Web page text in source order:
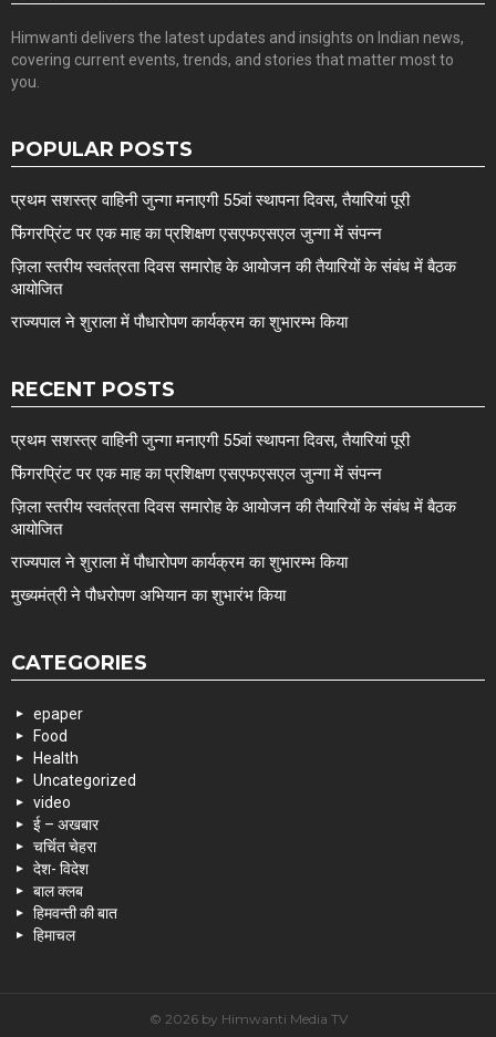
Himwanti delivers the latest updates and insights on Indian news,
covering current events, trends, and stories that matter most to
you.
POPULAR POSTS
प्रथम सशस्त्र वाहिनी जुन्गा मनाएगी 55वां स्थापना दिवस, तैयारियां पूरी
फिंगरप्रिंट पर एक माह का प्रशिक्षण एसएफएसएल जुन्गा में संपन्न
ज़िला स्तरीय स्वतंत्रता दिवस समारोह के आयोजन की तैयारियों के संबंध में बैठक
आयोजित
राज्यपाल ने शुराला में पौधारोपण कार्यक्रम का शुभारम्भ किया
RECENT POSTS
प्रथम सशस्त्र वाहिनी जुन्गा मनाएगी 55वां स्थापना दिवस, तैयारियां पूरी
फिंगरप्रिंट पर एक माह का प्रशिक्षण एसएफएसएल जुन्गा में संपन्न
ज़िला स्तरीय स्वतंत्रता दिवस समारोह के आयोजन की तैयारियों के संबंध में बैठक
आयोजित
राज्यपाल ने शुराला में पौधारोपण कार्यक्रम का शुभारम्भ किया
मुख्यमंत्री ने पौधरोपण अभियान का शुभारंभ किया
CATEGORIES
epaper
Food
Health
Uncategorized
video
ई – अखबार
चर्चित चेहरा
देश- विदेश
बाल क्लब
हिमवन्ती की बात
हिमाचल
© 2026 by Himwanti Media TV